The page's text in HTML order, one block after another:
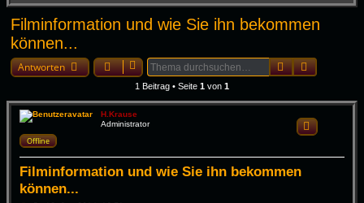
u
Filminformation und wie Sie ihn bekommen
können...
Antworten SucheErweiterte
1 Beitrag • Seite 1 von 1
H.Krause
Administrator
Offline
Filminformation und wie Sie ihn bekommen
können...
Zitieren